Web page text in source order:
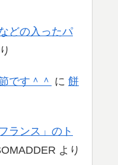
どの入ったパ
です＾＾ に 餅
ランス」のト
より